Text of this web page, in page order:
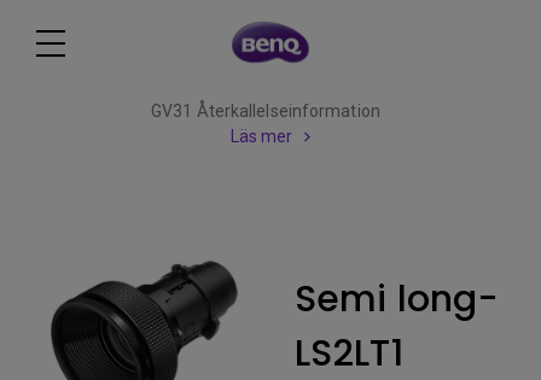
GV31 Återkallelseinformation
Läs mer
Semi long-
LS2LT1